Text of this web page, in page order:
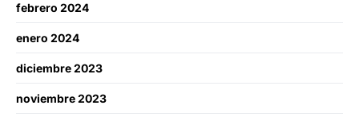
febrero 2024
enero 2024
diciembre 2023
noviembre 2023